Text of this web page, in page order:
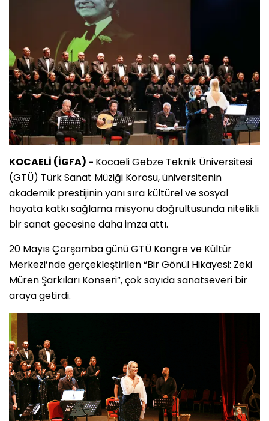
KOCAELİ (İGFA) - Kocaeli Gebze Teknik Üniversitesi
(GTÜ) Türk Sanat Müziği Korosu, üniversitenin
akademik prestijinin yanı sıra kültürel ve sosyal
hayata katkı sağlama misyonu doğrultusunda nitelikli
bir sanat gecesine daha imza attı.
20 Mayıs Çarşamba günü GTÜ Kongre ve Kültür
Merkezi’nde gerçekleştirilen “Bir Gönül Hikayesi: Zeki
Müren Şarkıları Konseri”, çok sayıda sanatseveri bir
araya getirdi.